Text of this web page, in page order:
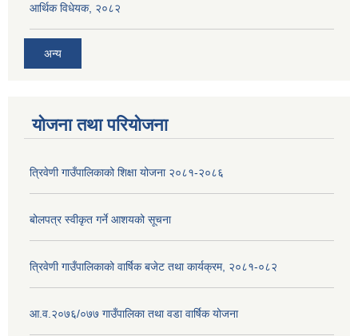
आर्थिक विधेयक, २०८२
अन्य
योजना तथा परियोजना
त्रिवेणी गाउँपालिकाको शिक्षा योजना २०८१-२०८६
बोलपत्र स्वीकृत गर्ने आशयको सूचना
त्रिवेणी गाउँपालिकाको वार्षिक बजेट तथा कार्यक्रम, २०८१-०८२
आ.व.२०७६/०७७ गाउँपालिका तथा वडा वार्षिक योजना